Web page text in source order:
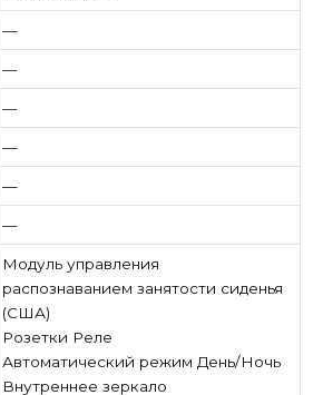
—
—
—
—
—
—
Модуль управления
распознаванием занятости сиденья
(США)
Розетки Реле
Автоматический режим День/Ночь
Внутреннее зеркало